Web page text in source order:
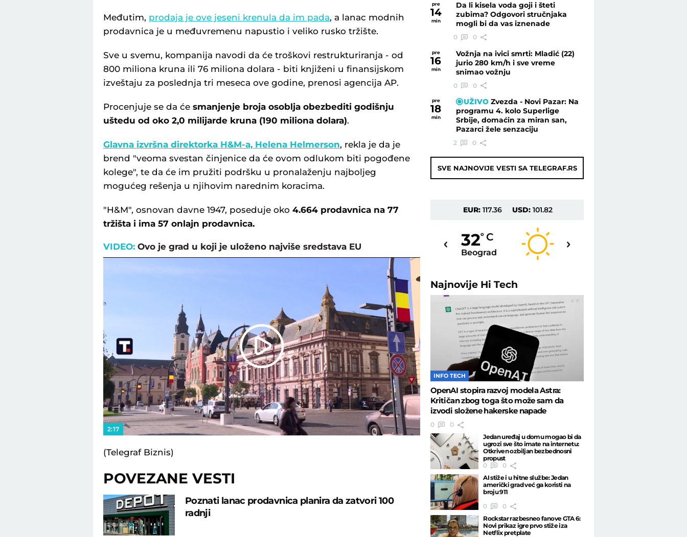
Međutim, prodaja je ove jeseni krenula da im pada, a lanac modnih
prodavnica je u međuvremenu napustio i veliko rusko tržište.
Sve u svemu, kompanija navodi da će troškovi restrukturiranja - od
800 miliona kruna ili 76 miliona dolara - biti knjiženi u finansijskom
izveštaju za poslednja tri meseca ove godine, prenosi agencija AP.
Procenjuje se da će smanjenje broja osoblja obezbediti godišnju
uštedu od oko 2,0 milijarde kruna (190 miliona dolara).
Glavna izvršna direktorka H&M-a, Helena Helmerson, rekla je da je
brend "veoma svestan činjenice da će ovom odlukom biti pogođene
kolege", te da će im pružiti podršku u pronalaženju najboljeg
mogućeg rešenja u njihovim narednim koracima.
"H&M", osnovan davne 1947, poseduje oko 4.664 prodavnica na 77
tržišta i ima 57 onlajn prodavnica.
VIDEO: Ovo je grad u koji je uloženo najviše sredstava EU
Play
Video
2:17
(Telegraf Biznis)
POVEZANE VESTI
Poznati lanac prodavnica planira da zatvori 100
radnji
pre
14
min
Da li kisela voda goji i šteti
zubima? Odgovori stručnjaka
mogli bi da vas iznenade
0 0
pre
16
min
Vožnja na ivici smrti: Mladić (22)
jurio 280 km/h i sve vreme
snimao vožnju
0 0
pre
18
min
UŽIVOZvezda - Novi Pazar: Na
programu 4. kolo Superlige
Srbije, domaćin za miran san,
Pazarci žele senzaciju
2 0
SVE NAJNOVIJE VESTI SA TELEGRAF.RS
EUR:117.36 USD: 101.82
30
Priština
32o C
Beograd
Najnovije Hi Tech
INFO TECH
OpenAI stopira razvoj modela Astra:
Kritičan zbog toga što može sam da
izvodi složene hakerske napade
0
0
Jedan uređaj u domu mogao bi da
ugrozi sve što imate na internetu:
Otkriven ozbiljan bezbednosni
propust
0
0
AI stiže i u hitne službe: Jedan
američki grad već ga koristi na
broju 911
0
0
Rockstar razbesneo fanove GTA 6:
Novi prikaz igre prvo stiže iza
Netflix pretplate